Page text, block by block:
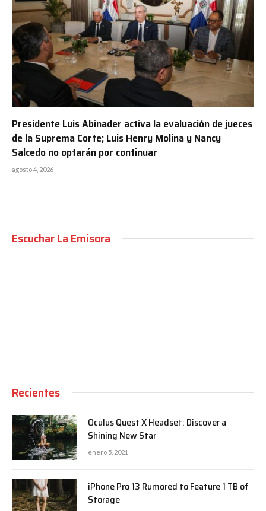
Presidente Luis Abinader activa la evaluación de jueces
de la Suprema Corte; Luis Henry Molina y Nancy
Salcedo no optarán por continuar
agosto 4, 2026
Escuchar La Emisora
Recientes
Oculus Quest X Headset: Discover a
Shining New Star
enero 5, 2021
iPhone Pro 13 Rumored to Feature 1 TB of
Storage